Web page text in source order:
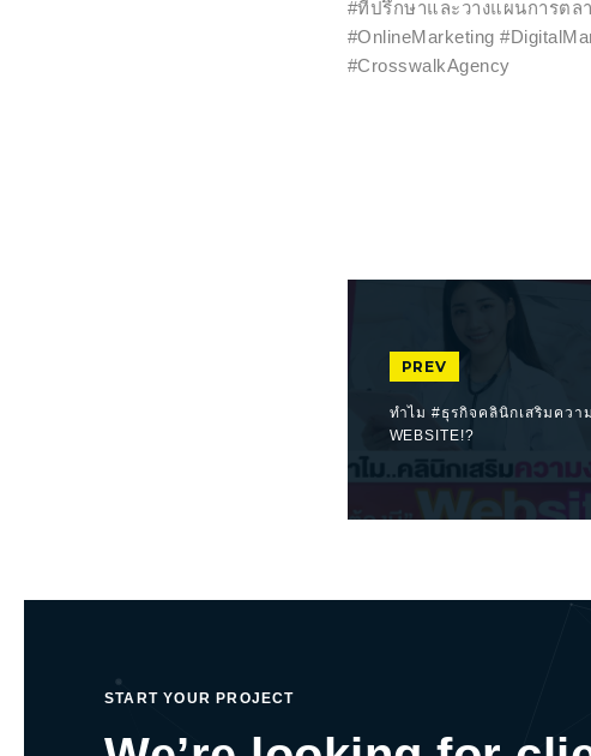
#ที่ปรึกษาและวางแผนการตล
#OnlineMarketing
#CrosswalkAgency
PREV
ทำไม #ธุรกิจคลินิกเสริมควา
WEBSITE!?
START YOUR PROJECT